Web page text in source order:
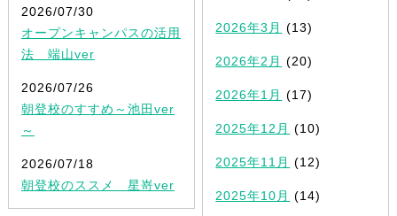
2026/07/30
オープンキャンパスの活用
法 端山ver
2026/07/26
朝登校のすすめ～池田ver
～
2026/07/18
朝登校のススメ 星嵜ver
2026年3月 (13)
2026年2月 (20)
2026年1月 (17)
2025年12月 (10)
2025年11月 (12)
2025年10月 (14)